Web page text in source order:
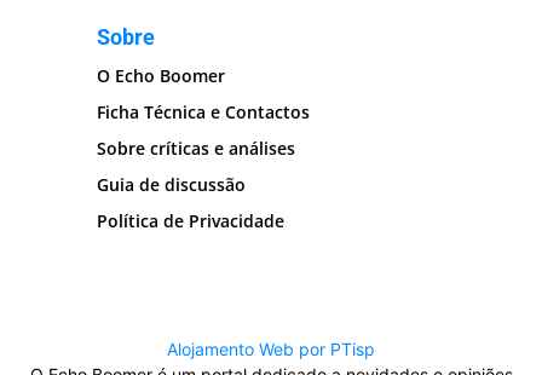
Sobre
O Echo Boomer
Ficha Técnica e Contactos
Sobre críticas e análises
Guia de discussão
Política de Privacidade
Alojamento Web por PTisp